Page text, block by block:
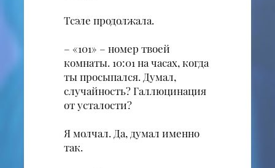
Тсэле продолжала.
– «101» – номер твоей
комнаты. 10:01 на часах, когда
ты просыпался. Думал,
случайность? Галлюцинация
от усталости?
Я молчал. Да, думал именно
так.